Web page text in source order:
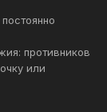
противников
или